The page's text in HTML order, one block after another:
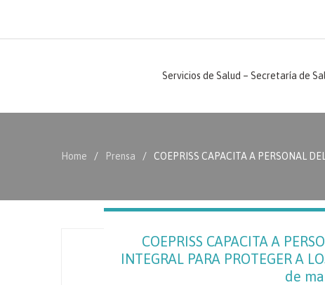
Servicios de Salud – Secretaría de
Home Prensa COEPRISS CAPACITA A PERSONAL
COEPRISS CAPACITA A
INTEGRAL PARA PROTEGER A
de